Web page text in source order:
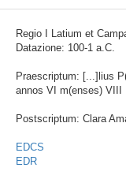
Regio I Latium et
Datazione: 100-1 a.C.
Praescriptum: [...]lius
annos VI m(enses) VIII
Postscriptum: Clara
EDCS
EDR